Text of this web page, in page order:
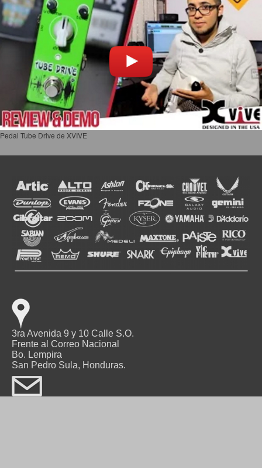
Pedal Tube Drive de XVIVE
3ra Avenida 9 y 10 Calle S.O.
Frente al Correo Nacional
Bo. Lempira
San Pedro Sula, Honduras.